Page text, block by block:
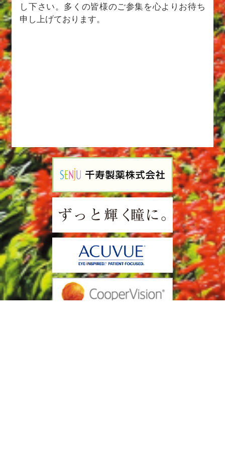
し下さい。多くの皆様のご参集を心よりお待ち
申し上げております。